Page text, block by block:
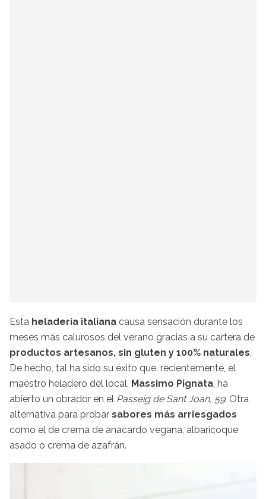
Esta heladería italiana causa sensación durante los
meses más calurosos del verano gracias a su cartera de
productos artesanos, sin gluten y 100% naturales.
De hecho, tal ha sido su éxito que, recientemente, el
maestro heladero del local, Massimo Pignata, ha
abierto un obrador en el Passeig de Sant Joan, 59. Otra
alternativa para probar sabores más arriesgados
como el de crema de anacardo vegana, albaricoque
asado o crema de azafrán.